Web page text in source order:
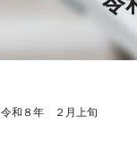
令和８年 ２月上旬